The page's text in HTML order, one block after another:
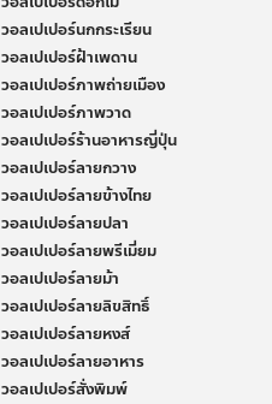
วอลเปเปอร์นกกระเรียน
วอลเปเปอร์ฝ้าเพดาน
วอลเปเปอร์ภาพถ่ายเมือง
วอลเปเปอร์ภาพวาด
วอลเปเปอร์ร้านอาหารญี่ปุ่น
วอลเปเปอร์ลายกวาง
วอลเปเปอร์ลายข้างไทย
วอลเปเปอร์ลายปลา
วอลเปเปอร์ลายพรีเมี่ยม
วอลเปเปอร์ลายม้า
วอลเปเปอร์ลายลิขสิทธิ์
วอลเปเปอร์ลายหงส์
วอลเปเปอร์ลายอาหาร
วอลเปเปอร์สั่งพิมพ์